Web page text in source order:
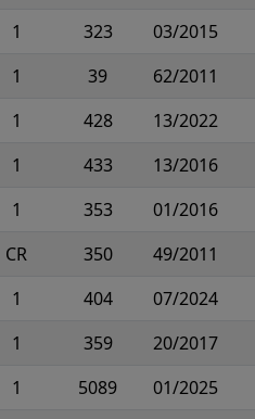
1 323 03/2015
1 39 62/2011
1 428 13/2022
1 433 13/2016
1 353 01/2016
CR 350 49/2011
1 404 07/2024
1 359 20/2017
1 5089 01/2025